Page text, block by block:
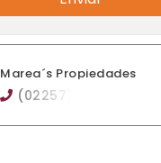
Marea´s Propiedades
(02257)